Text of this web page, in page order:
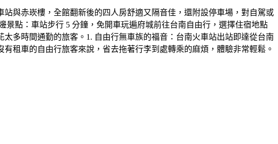
與赤崁樓，全館翻新後的四人房舒適又隔音佳，還附設停車場，對自駕或
點：車站步行 5 分鐘，免開車玩遍府城​前往台南自由行，選擇住宿地點
多時間通勤的旅客。​1. 自由行無車族的福音：台南火車站出站即達​從台南
租車的自由行旅客來說，省去拖著行李到處轉乘的麻煩，體驗非常輕鬆。​